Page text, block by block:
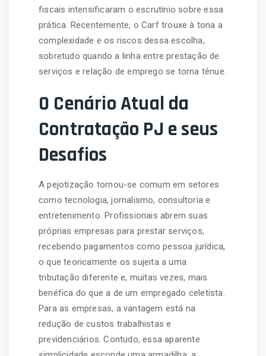
fiscais intensificaram o escrutínio sobre essa
prática. Recentemente, o Carf trouxe à tona a
complexidade e os riscos dessa escolha,
sobretudo quando a linha entre prestação de
serviços e relação de emprego se torna tênue.
O Cenário Atual da
Contratação PJ e seus
Desafios
A pejotização tornou-se comum em setores
como tecnologia, jornalismo, consultoria e
entretenimento. Profissionais abrem suas
próprias empresas para prestar serviços,
recebendo pagamentos como pessoa jurídica,
o que teoricamente os sujeita a uma
tributação diferente e, muitas vezes, mais
benéfica do que a de um empregado celetista.
Para as empresas, a vantagem está na
redução de custos trabalhistas e
previdenciários. Contudo, essa aparente